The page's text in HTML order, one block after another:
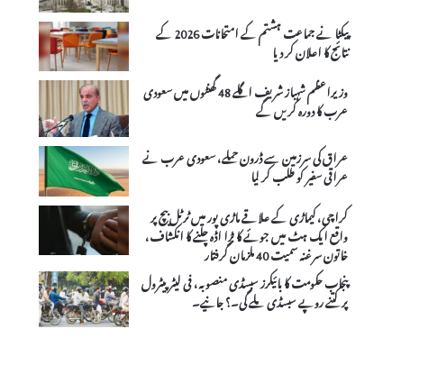
پیکٹا نے جماعت ہشتم کے امتحانات 2026 کے
نتائج کا اعلان کر دیا
وزیراعظم شہباز شریف اگلے 48 گھنٹوں میں سعودی
عرب کا دورہ کریں گے
عراق کی سرزمین سے ڈرون حملے، سعودی عرب نے
عراقی سفیر کو طلب کر لیا
کراچی، کیماڑی کے علاقے ماڑی پور میں ٹرٹل بیچ پر
واقع ایک ہٹ میں جوئے کا بڑا اڈہ چلنے کا انکشاف،
خاتون سرغنہ سمیت 40 ملزمان گرفتار
پنجاب حکومت کا بائیکرز سبسڈی منصوبہ، فی لیٹر پیٹرول
پر کتنے روپے سبسڈی ملے گی۔؟ جانیے۔